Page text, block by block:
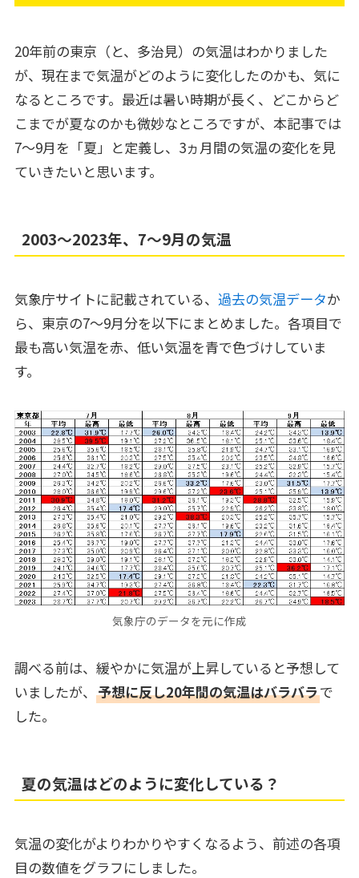
20年前の東京（と、多治見）の気温はわかりました
が、現在まで気温がどのように変化したのかも、気に
なるところです。最近は暑い時期が長く、どこからど
こまでが夏なのかも微妙なところですが、本記事では
7～9月を「夏」と定義し、3ヵ月間の気温の変化を見
ていきたいと思います。
2003～2023年、7～9月の気温
気象庁サイトに記載されている、 過去の気温データか
ら、東京の7～9月分を以下にまとめました。各項目で
最も高い気温を赤、低い気温を青で色づけしていま
す。
気象庁のデータを元に作成
調べる前は、緩やかに気温が上昇していると予想して
いましたが、 予想に反し20年間の気温はバラバラで
した。
夏の気温はどのように変化している？
気温の変化がよりわかりやすくなるよう、前述の各項
目の数値をグラフにしました。